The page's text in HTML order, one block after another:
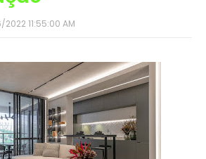
2022 11:55:00 AM